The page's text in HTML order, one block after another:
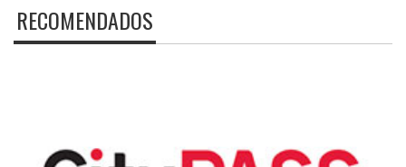
RECOMENDADOS